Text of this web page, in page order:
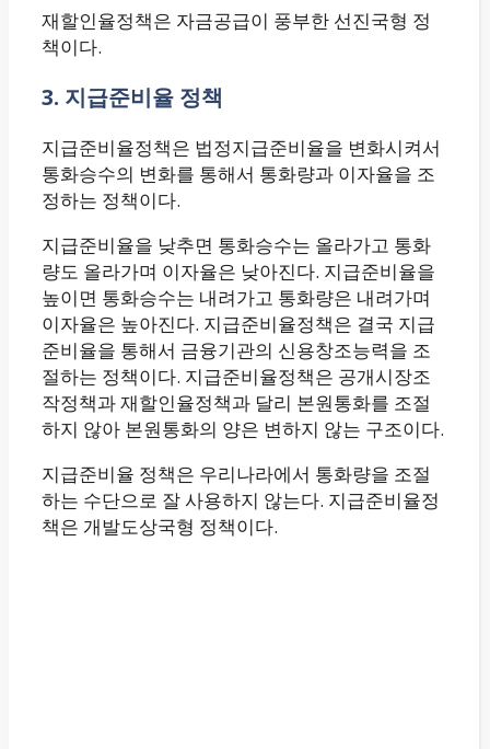
재할인율정책은 자금공급이 풍부한 선진국형 정
책이다.
3. 지급준비율 정책
지급준비율정책은 법정지급준비율을 변화시켜서
통화승수의 변화를 통해서 통화량과 이자율을 조
정하는 정책이다.
지급준비율을 낮추면 통화승수는 올라가고 통화
량도 올라가며 이자율은 낮아진다. 지급준비율을
높이면 통화승수는 내려가고 통화량은 내려가며
이자율은 높아진다. 지급준비율정책은 결국 지급
준비율을 통해서 금융기관의 신용창조능력을 조
절하는 정책이다. 지급준비율정책은 공개시장조
작정책과 재할인율정책과 달리 본원통화를 조절
하지 않아 본원통화의 양은 변하지 않는 구조이다.
지급준비율 정책은 우리나라에서 통화량을 조절
하는 수단으로 잘 사용하지 않는다. 지급준비율정
책은 개발도상국형 정책이다.